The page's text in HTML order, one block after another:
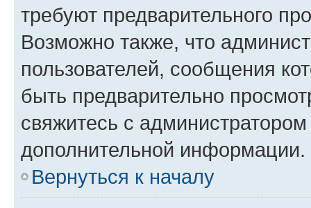
требуют предварительного
Возможно также, что
пользователей, сообщения
быть предварительно
свяжитесь с
дополнительной информации.
Вернуться к началу